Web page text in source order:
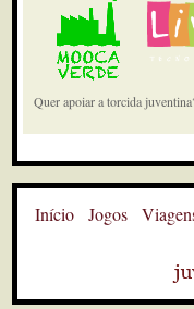
Quer apoiar a torcida
Início Jogos